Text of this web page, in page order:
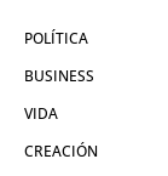
POLÍTICA
BUSINESS
VIDA
CREACIÓN